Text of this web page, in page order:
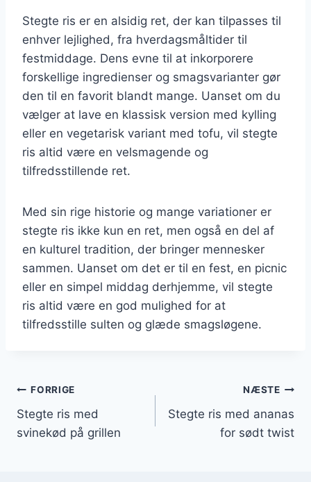
Stegte ris er en alsidig ret, der kan tilpasses til
enhver lejlighed, fra hverdagsmåltider til
festmiddage. Dens evne til at inkorporere
forskellige ingredienser og smagsvarianter gør
den til en favorit blandt mange. Uanset om du
vælger at lave en klassisk version med kylling
eller en vegetarisk variant med tofu, vil stegte
ris altid være en velsmagende og
tilfredsstillende ret.
Med sin rige historie og mange variationer er
stegte ris ikke kun en ret, men også en del af
en kulturel tradition, der bringer mennesker
sammen. Uanset om det er til en fest, en picnic
eller en simpel middag derhjemme, vil stegte
ris altid være en god mulighed for at
tilfredsstille sulten og glæde smagsløgene.
Indlægsnavigation
FORRIGE
Stegte ris med
svinekød på grillen
NÆSTE
Stegte ris med ananas
for sødt twist